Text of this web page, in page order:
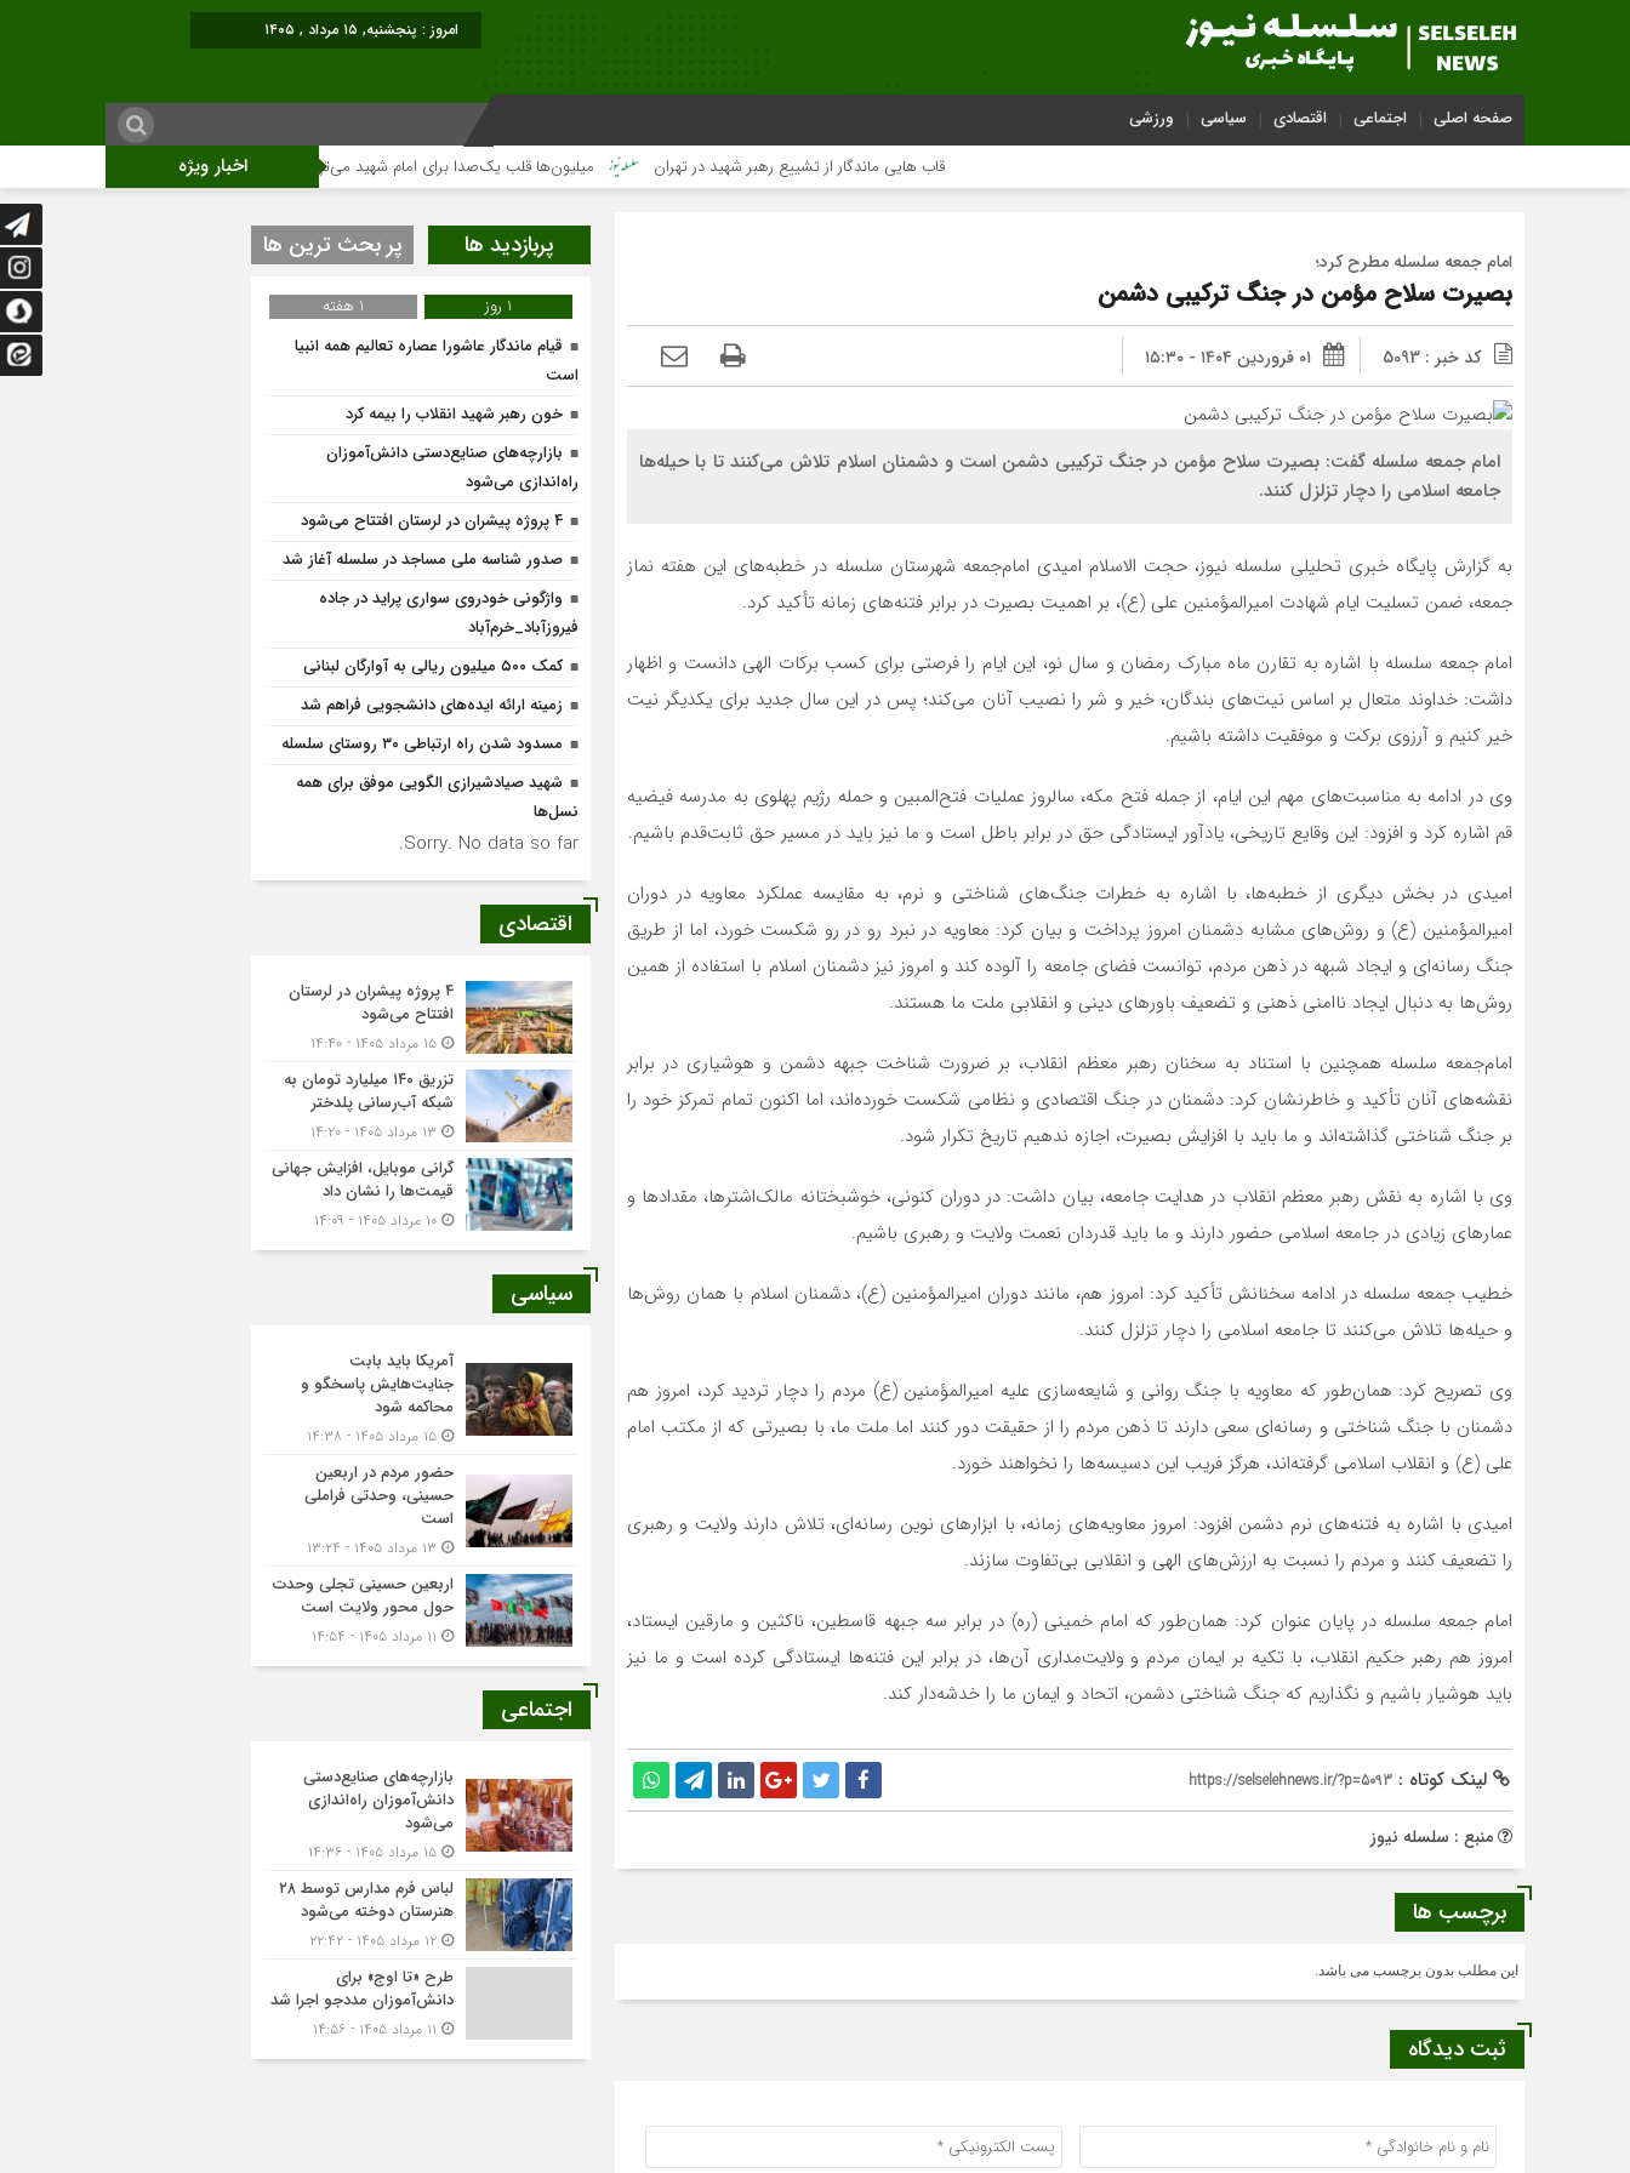
امروز : پنجشنبه, ۱۵ مرداد , ۱۴۰۵
صفحه اصلی اجتماعی اقتصادی سیاسی ورزشی
اخبار ویژه قاب هایی ماندگار از تشییع رهبر شهید در تهران میلیون‌ها قلب یک‌صدا برای امام شهید می‌تپد نمایشگاه آثار هنری ویژه ارتحال امام (ره)برگزار
امام جمعه سلسله مطرح کرد؛
بصیرت سلاح مؤمن در جنگ ترکیبی دشمن
کد خبر : 5093 ۰۱ فروردین ۱۴۰۴ - ۱۵:۳۰
امام جمعه سلسله گفت: بصیرت سلاح مؤمن در جنگ ترکیبی دشمن است و دشمنان اسلام تلاش می‌کنند تا با حیله‌ها
جامعه اسلامی را دچار تزلزل کنند‌.
به گزارش پایگاه خبری تحلیلی سلسله نیوز، حجت الاسلام امیدی امام‌جمعه شهرستان سلسله در خطبه‌های این هفته نماز
جمعه، ضمن تسلیت ایام شهادت امیرالمؤمنین علی (ع)، بر اهمیت بصیرت در برابر فتنه‌های زمانه تأکید کرد.
امام جمعه سلسله با اشاره به تقارن ماه مبارک رمضان و سال نو، این ایام را فرصتی برای کسب برکات الهی دانست و اظهار
داشت: خداوند متعال بر اساس نیت‌های بندگان، خیر و شر را نصیب آنان می‌کند؛ پس در این سال جدید برای یکدیگر نیت
خیر کنیم و آرزوی برکت و موفقیت داشته باشیم.
وی در ادامه به مناسبت‌های مهم این ایام، از جمله فتح مکه، سالروز عملیات فتح‌المبین و حمله رژیم پهلوی به مدرسه فیضیه
قم اشاره کرد و افزود: این وقایع تاریخی، یادآور ایستادگی حق در برابر باطل است و ما نیز باید در مسیر حق ثابت‌قدم باشیم.
امیدی در بخش دیگری از خطبه‌ها، با اشاره به خطرات جنگ‌های شناختی و نرم، به مقایسه عملکرد معاویه در دوران
امیرالمؤمنین (ع) و روش‌های مشابه دشمنان امروز پرداخت و بیان کرد: معاویه در نبرد رو در رو شکست خورد، اما از طریق
جنگ رسانه‌ای و ایجاد شبهه در ذهن مردم، توانست فضای جامعه را آلوده کند و امروز نیز دشمنان اسلام با استفاده از همین
روش‌ها به دنبال ایجاد ناامنی ذهنی و تضعیف باورهای دینی و انقلابی ملت ما هستند.
امام‌جمعه سلسله همچنین با استناد به سخنان رهبر معظم انقلاب، بر ضرورت شناخت جبهه دشمن و هوشیاری در برابر
نقشه‌های آنان تأکید و خاطرنشان کرد: دشمنان در جنگ اقتصادی و نظامی شکست خورده‌اند، اما اکنون تمام تمرکز خود را
بر جنگ شناختی گذاشته‌اند و ما باید با افزایش بصیرت، اجازه ندهیم تاریخ تکرار شود.
وی با اشاره به نقش رهبر معظم انقلاب در هدایت جامعه، بیان داشت: در دوران کنونی، خوشبختانه مالک‌اشترها، مقدادها و
عمارهای زیادی در جامعه اسلامی حضور دارند و ما باید قدردان نعمت ولایت و رهبری باشیم.
خطیب جمعه سلسله در ادامه سخنانش تأکید کرد: امروز هم، مانند دوران امیرالمؤمنین (ع)، دشمنان اسلام با همان روش‌ها
و حیله‌ها تلاش می‌کنند تا جامعه اسلامی را دچار تزلزل کنند.
وی تصریح کرد: همان‌طور که معاویه با جنگ روانی و شایعه‌سازی علیه امیرالمؤمنین (ع) مردم را دچار تردید کرد، امروز هم
دشمنان با جنگ شناختی و رسانه‌ای سعی دارند تا ذهن مردم را از حقیقت دور کنند اما ملت ما، با بصیرتی که از مکتب امام
علی (ع) و انقلاب اسلامی گرفته‌اند، هرگز فریب این دسیسه‌ها را نخواهند خورد.
امیدی با اشاره به فتنه‌های نرم دشمن افزود: امروز معاویه‌های زمانه، با ابزارهای نوین رسانه‌ای، تلاش دارند ولایت و رهبری
را تضعیف کنند و مردم را نسبت به ارزش‌های الهی و انقلابی بی‌تفاوت سازند.
امام جمعه سلسله در پایان عنوان کرد: همان‌طور که امام خمینی (ره) در برابر سه جبهه قاسطین، ناکثین و مارقین ایستاد،
امروز هم رهبر حکیم انقلاب، با تکیه بر ایمان مردم و ولایت‌مداری آن‌ها، در برابر این فتنه‌ها ایستادگی کرده است و ما نیز
باید هوشیار باشیم و نگذاریم که جنگ شناختی دشمن، اتحاد و ایمان ما را خدشه‌دار کند.
لینک کوتاه : https://selselehnews.ir/?p=5093
منبع : سلسله نیوز
برچسب ها
این مطلب بدون برچسب می باشد.
ثبت دیدگاه
پربازدید ها پر بحث ترین ها
1 روز
1 هفته
قیام ماندگار عاشورا عصاره تعالیم همه انبیا
است
خون رهبر شهید انقلاب را بیمه کرد
بازارچه‌های صنایع‌دستی دانش‌آموزان
راه‌اندازی می‌شود
۴ پروژه پیشران در لرستان افتتاح می‌شود
صدور شناسه ملی مساجد در سلسله آغاز شد
واژگونی خودروی سواری پراید در جاده
فیروزآباد_خرم‌آباد
کمک ۵۰۰ میلیون ریالی به آوارگان لبنانی
زمینه ‌ارائه ایده‌های دانشجویی فراهم شد
مسدود شدن راه ارتباطی ۳۰ روستای سلسله
شهید صیادشیرازی الگویی موفق برای همه
نسل‌ها
Sorry. No data so far.
اقتصادی
۴ پروژه پیشران در لرستان
افتتاح می‌شود
تزریق ۱۴۰ میلیارد تومان به
شبکه آب‌رسانی پلدختر
گرانی موبایل، افزایش جهانی
قیمت‌ها را نشان داد
سیاسی
آمریکا باید بابت
جنایت‌هایش پاسخگو و
محاکمه شود
حضور مردم در اربعین
حسینی، وحدتی فراملی
است
اربعین حسینی تجلی وحدت
حول محور ولایت است
اجتماعی
بازارچه‌های صنایع‌دستی
دانش‌آموزان راه‌اندازی
می‌شود
لباس فرم مدارس توسط ۲۸
هنرستان‌ دوخته می‌شود
طرح «تا اوج» برای
دانش‌آموزان مددجو اجرا شد